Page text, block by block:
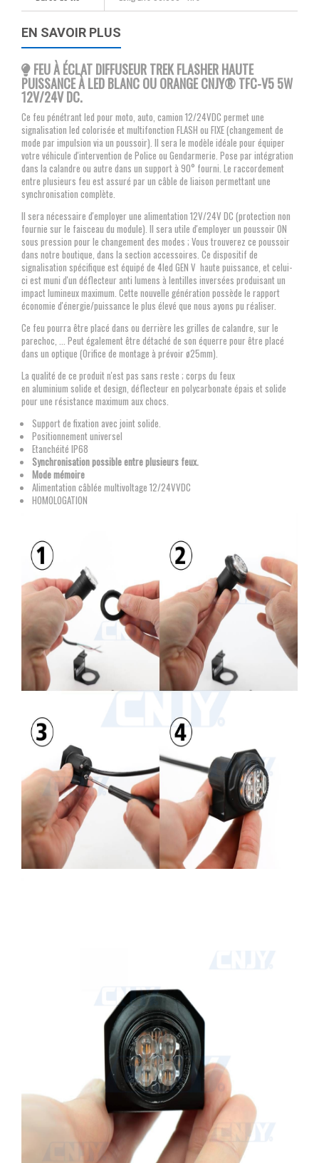
EN SAVOIR PLUS
FEU À ÉCLAT DIFFUSEUR TREK FLASHER HAUTE
PUISSANCE À LED BLANC OU ORANGE CNJY® TFC-V5 5W
12V/24V DC.
Ce feu pénétrant led pour moto, auto, camion 12/24VDC permet une
signalisation led colorisée et multifonction FLASH ou FIXE (changement de
mode par impulsion via un poussoir). Il sera le modèle idéale pour équiper
votre véhicule d'intervention de Police ou Gendarmerie. Pose par intégration
dans la calandre ou autre dans un support à 90° fourni. Le raccordement
entre plusieurs feu est assuré par un câble de liaison permettant une
synchronisation complète.
Il sera nécessaire d'employer une alimentation 12V/24V DC (protection non
fournie sur le faisceau du module). Il sera utile d'employer un poussoir ON
sous pression pour le changement des modes ; Vous trouverez ce poussoir
dans notre boutique, dans la section accessoires. Ce dispositif de
signalisation spécifique est équipé de 4led GEN V haute puissance, et celui-
ci est muni d'un déflecteur anti lumens à lentilles inversées produisant un
impact lumineux maximum. Cette nouvelle génération possède le rapport
économie d'énergie/puissance le plus élevé que nous ayons pu réaliser.
Ce feu pourra être placé dans ou derrière les grilles de calandre, sur le
parechoc, ... Peut également être détaché de son équerre pour être placé
dans un optique (Orifice de montage à prévoir ø25mm).
La qualité de ce produit n'est pas sans reste ; corps du feux
en aluminium solide et design, déflecteur en polycarbonate épais et solide
pour une résistance maximum aux chocs.
Support de fixation avec joint solide.
Positionnement universel
Etanchéité IP68
Synchronisation possible entre plusieurs feux.
Mode mémoire
Alimentation câblée multivoltage 12/24VVDC
HOMOLOGATION